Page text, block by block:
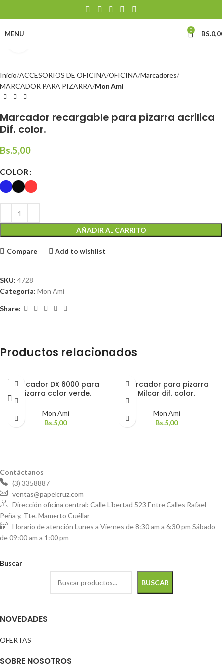
MENU 0 BS.
Inicio ACCESORIOS DE OFICINA OFICINA Marcadores
MARCADOR PARA PIZARRA Mon Ami
Marcador recargable para pizarra acrilica
Dif. color.
Bs.5,00
COLOR
AÑADIR AL CARRITO
Compare Add to wishlist
SKU: 4728
Categoría: Mon Ami
Share:
Productos relacionados
SOLD
OUTMarcador DX 6000 para
pizarra color verde.
Mon Ami
Bs.5,00
Marcador para pizarra
Milcar dif. color.
Mon Ami
Bs.5,00
Contáctanos
(3) 3358887
ventas@papelcruz.com
Dirección oficina central: Calle Libertad 523 Entre Calles Rafael
Peña y, Tte. Mamerto Cuéllar
Horario de atención Lunes a Viernes de 8:30 am a 6:30 pm Sábado
de 09:00 am a 1:00 pm
Buscar
BUSCAR
NOVEDADES
OFERTAS
SOBRE NOSOTROS